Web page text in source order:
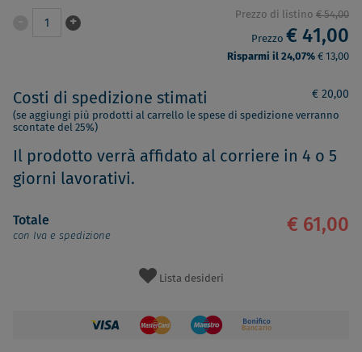
1 +
Prezzo di listino € 54,00
Prezzo € 41,00
Risparmi il 24,07% € 13,00
Costi di spedizione stimati € 20,00
(se aggiungi più prodotti al carrello le spese di spedizione verranno
scontate del 25%)
Il prodotto verrà affidato al corriere in 4 o 5
giorni lavorativi.
Totale
con Iva e spedizione
€ 61,00
Lista desideri